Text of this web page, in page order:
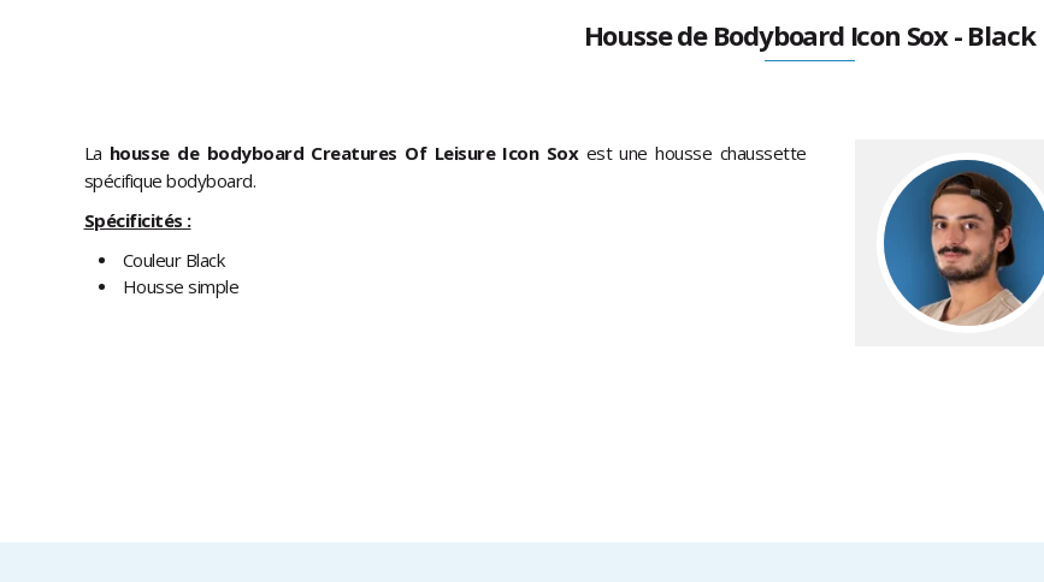
Housse de Bodyboard Icon Sox - Black
La housse de bodyboard Creatures Of Leisure Icon Soxest une housse chaussette
spécifique bodyboard.
Spécificités :
Couleur Black
Housse simple